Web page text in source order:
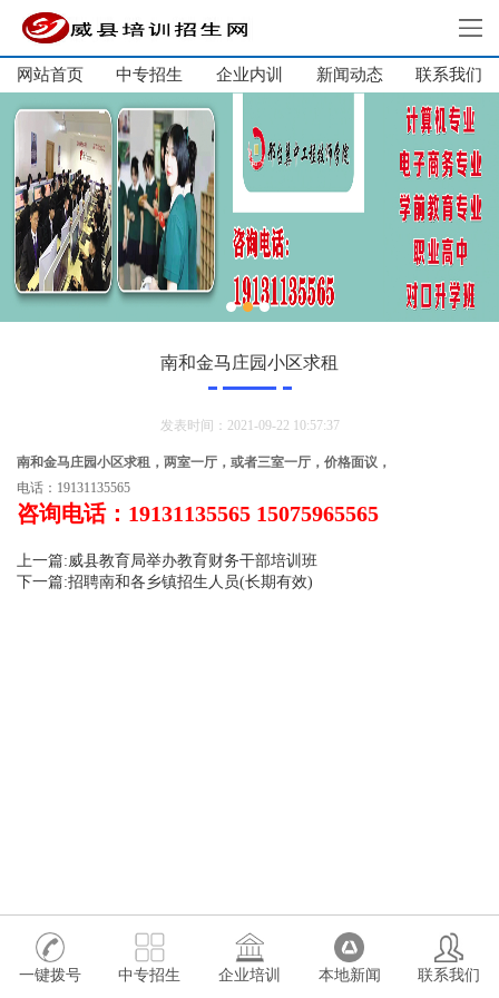
网站首页
中专招生
高中招生
单招培训
短期培训
新闻动态
网站首页 中专招生 企业内训 新闻动态 联系我们
南和金马庄园小区求租
发表时间：2021-09-22 10:57:37
南和金马庄园小区求租，两室一厅，或者三室一厅，价格面议，
电话：19131135565
咨询电话：19131135565 15075965565
上一篇:威县教育局举办教育财务干部培训班
下一篇:招聘南和各乡镇招生人员(长期有效)
一键拨号 中专招生 企业培训 本地新闻 联系我们